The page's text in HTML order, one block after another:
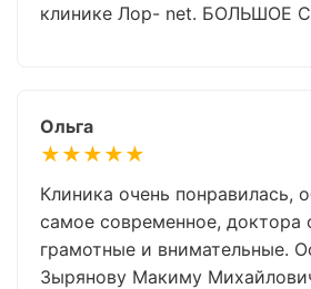
клинике Лор- net. БОЛЬШОЕ
Ольга
★★★★★
Клиника очень понравилась,
самое современное, доктора
грамотные и внимательные.
Зырянову Макиму